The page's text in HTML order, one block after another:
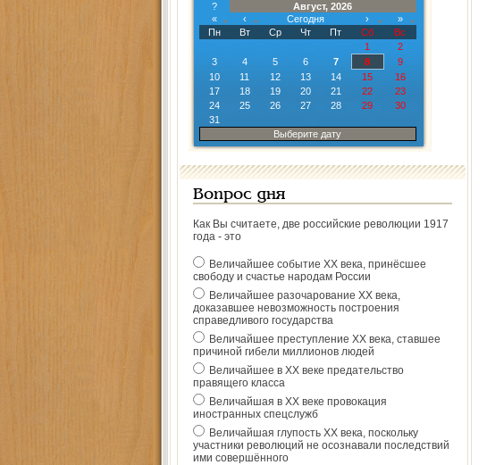
?
Август, 2026
«
‹ Сегодня ›
»
Пн
Вт Ср Чт Пт Сб
Вс
1
2
3
4 5 6 7 8
9
10
11 12 13 14 15
16
17
18 19 20 21 22
23
24
25 26 27 28 29
30
31
Выберите дату
Вопрос дня
Как Вы считаете, две российские революции 1917
года - это
Величайшее событие ХХ века, принёсшее
свободу и счастье народам России
Величайшее разочарование ХХ века,
доказавшее невозможность построения
справедливого государства
Величайшее преступление ХХ века, ставшее
причиной гибели миллионов людей
Величайшее в ХХ веке предательство
правящего класса
Величайшая в ХХ веке провокация
иностранных спецслужб
Величайшая глупость ХХ века, поскольку
участники революций не осознавали последствий
ими совершённого